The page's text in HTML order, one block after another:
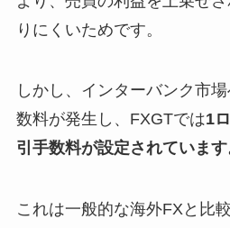
りにくいためです。
しかし、インターバンク市
数料が発生し、FXGTでは1
引手数料が設定されています
これは一般的な海外FXと比